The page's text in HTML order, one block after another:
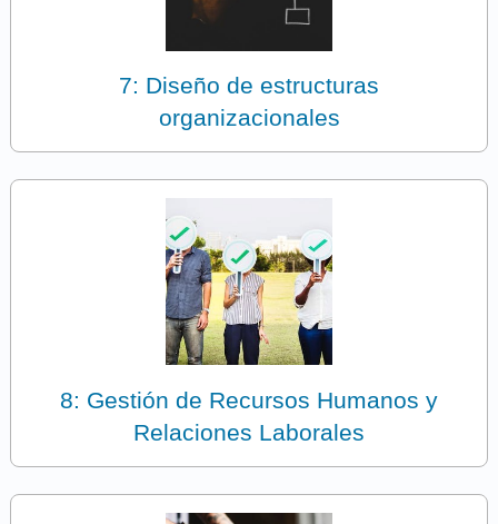
7: Diseño de estructuras
organizacionales
8: Gestión de Recursos Humanos y
Relaciones Laborales